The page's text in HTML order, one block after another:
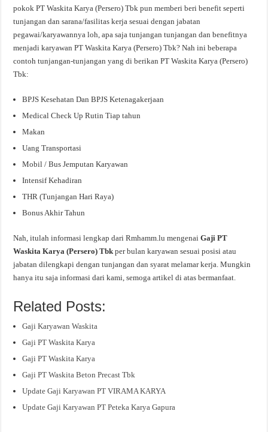
pokok PT Waskita Karya (Persero) Tbk pun memberi beri benefit seperti
tunjangan dan sarana/fasilitas kerja sesuai dengan jabatan
pegawai/karyawannya loh, apa saja tunjangan tunjangan dan benefitnya
menjadi karyawan PT Waskita Karya (Persero) Tbk? Nah ini beberapa
contoh tunjangan-tunjangan yang di berikan PT Waskita Karya (Persero)
Tbk:
BPJS Kesehatan Dan BPJS Ketenagakerjaan
Medical Check Up Rutin Tiap tahun
Makan
Uang Transportasi
Mobil / Bus Jemputan Karyawan
Intensif Kehadiran
THR (Tunjangan Hari Raya)
Bonus Akhir Tahun
Nah, itulah informasi lengkap dari Rmhamm.lu mengenaiGaji PT
Waskita Karya (Persero) Tbkper bulan karyawan sesuai posisi atau
jabatan dilengkapi dengan tunjangan dan syarat melamar kerja. Mungkin
hanya itu saja informasi dari kami, semoga artikel di atas bermanfaat.
Related Posts:
Gaji Karyawan Waskita
Gaji PT Waskita Karya
Gaji PT Waskita Karya
Gaji PT Waskita Beton Precast Tbk
Update Gaji Karyawan PT VIRAMA KARYA
Update Gaji Karyawan PT Peteka Karya Gapura